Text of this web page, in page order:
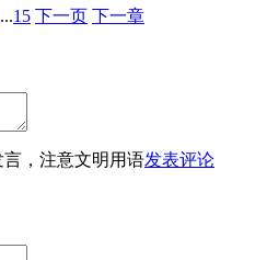
...15 下一页 下一章
，注意文明用语发表评论